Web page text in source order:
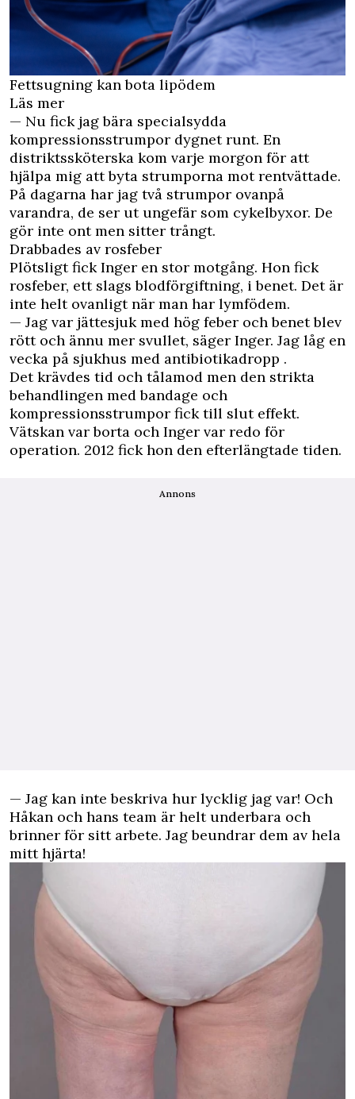
Fettsugning kan bota lipödem
Läs mer
— Nu fick jag bära specialsydda
kompressionsstrumpor dygnet runt. En
distriktssköterska kom varje morgon för att
hjälpa mig att byta strumporna mot rentvättade.
På dagarna har jag två strumpor ovanpå
varandra, de ser ut ungefär som cykelbyxor. De
gör inte ont men sitter trångt.
Drabbades av rosfeber
Plötsligt fick Inger en stor motgång. Hon fick
rosfeber, ett slags blodförgiftning, i benet. Det är
inte helt ovanligt när man har lymfödem.
— Jag var jättesjuk med hög feber och benet blev
rött och ännu mer svullet, säger Inger. Jag låg en
vecka på sjukhus med antibiotikadropp .
Det krävdes tid och tålamod men den strikta
behandlingen med bandage och
kompressionsstrumpor fick till slut effekt.
Vätskan var borta och Inger var redo för
operation. 2012 fick hon den efterlängtade tiden.
Annons
— Jag kan inte beskriva hur lycklig jag var! Och
Håkan och hans team är helt underbara och
brinner för sitt arbete. Jag beundrar dem av hela
mitt hjärta!